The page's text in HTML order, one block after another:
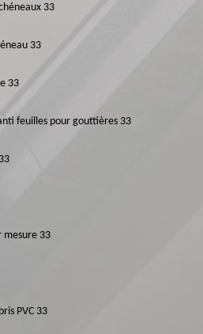
33
33
33
feuilles pour gouttières 33
mesure 33
PVC 33